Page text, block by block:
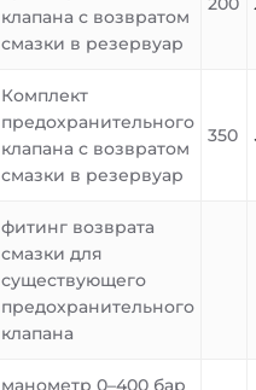
клапана с возвратом
смазки в резервуар
Комплект
предохранительного
клапана с возвратом
смазки в резервуар
350
фитинг возврата
смазки для
существующего
предохранительного
клапана
манометр 0–400 бар